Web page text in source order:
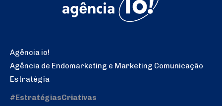
Agência io!
Agência de Endomarketing e Marketing Comunicação
Estratégia
#EstratégiasCriativas